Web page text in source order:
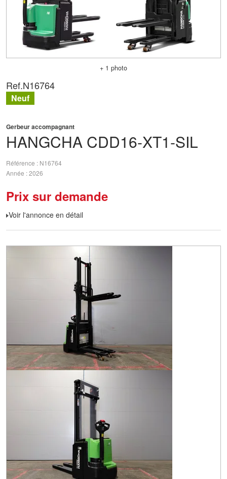
+ 1 photo
HANGCHA CDD16-XT1-SIL
Gerbeur accompagnant
Référence
N16764
Année 2026
Prix sur demande
Voir l'annonce en détail
Ref.N16764
Neuf